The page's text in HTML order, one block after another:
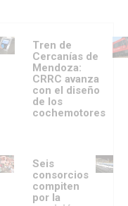
Tren de
Cercanías de
Mendoza:
CRRC avanza
con el diseño
de los
cochemotores
Seis
consorcios
compiten
por la